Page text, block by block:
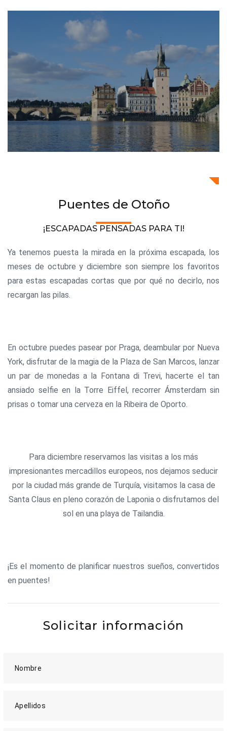
Puentes de Otoño
¡ESCAPADAS PENSADAS PARA TI!
Ya tenemos puesta la mirada en la próxima escapada, los
meses de octubre y diciembre son siempre los favoritos
para estas escapadas cortas que por qué no decirlo, nos
recargan las pilas.
En octubre puedes pasear por Praga, deambular por Nueva
York, disfrutar de la magia de la Plaza de San Marcos, lanzar
un par de monedas a la Fontana di Trevi, hacerte el tan
ansiado selfie en la Torre Eiffel, recorrer Ámsterdam sin
prisas o tomar una cerveza en la Ribeira de Oporto.
Para diciembre reservamos las visitas a los más
impresionantes mercadillos europeos, nos dejamos seducir
por la ciudad más grande de Turquía, visitamos la casa de
Santa Claus en pleno corazón de Laponia o disfrutamos del
sol en una playa de Tailandia.
¡Es el momento de planificar nuestros sueños, convertidos
en puentes!
Solicitar información
Nombre
Apellidos